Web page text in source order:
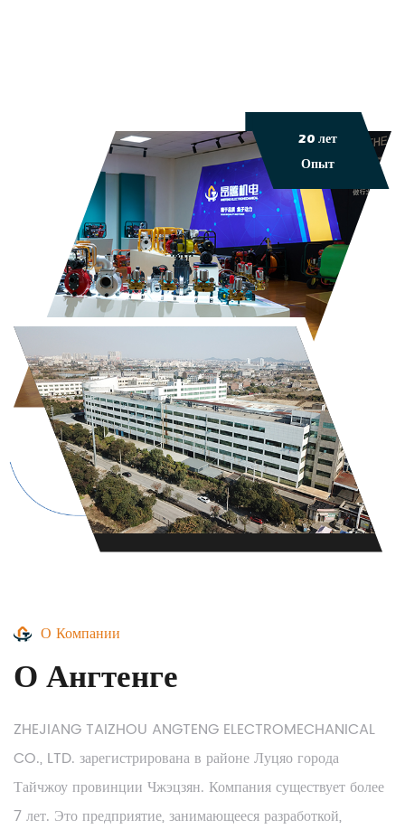
20 лет
Опыт
О Компании
О Ангтенге
ZHEJIANG TAIZHOU ANGTENG ELECTROMECHANICAL
CO., LTD. зарегистрирована в районе Луцяо города
Тайчжоу провинции Чжэцзян. Компания существует более
7 лет. Это предприятие, занимающееся разработкой,